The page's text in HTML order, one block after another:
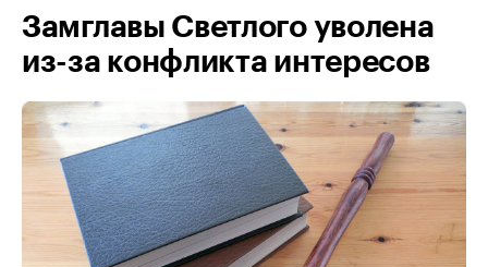
Замглавы Светлого уволена
из-за конфликта интересов